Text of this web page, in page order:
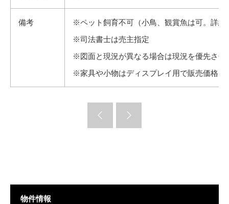
備考
※ペット飼育不可（小鳥、観賞魚は可。詳
※司法書士は売主指定
※図面と現況が異なる場合は現況を優先させ
※家具や小物はディスプレイ用で販売価格に
物件情報